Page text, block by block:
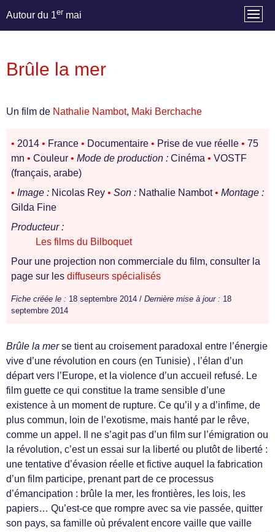
Autour du 1er mai
Brûle la mer
Un film de Nathalie Nambot, Maki Berchache
• 2014 • France • Documentaire • Prise de vue réelle • 75
mn • Couleur • Mode de production : Cinéma • VOSTF
(français, arabe)
• Image : Nicolas Rey • Son : Nathalie Nambot• Montage :
Gilda Fine
Producteur :
Les films du Bilboquet
Pour une projection non commerciale du film, consulter la
page sur les diffuseurs spécialisés
Fiche créée le : 18 septembre 2014 / Dernière mise à jour : 18
septembre 2014
Brûle la merse tient au croisement paradoxal entre l’énergie
vive d’une révolution en cours (en Tunisie) , l’élan d’un
départ vers l’Europe, et la violence d’un accueil refusé. Le
film guette ce qui constitue la trame sensible d’une
existence à un moment de rupture. Ce qu’il y a d’infime, de
plus commun, loin de l’exotisme, mais hanté par le rêve,
comme un appel. Il ne s’agit pas d’un film sur l’émigration ou
la révolution, c’est un essai sur la liberté ou plutôt de liberté :
une tentative d’évasion réelle et fictive auquel la fabrication
d’un film participe, prenant part de ce processus
d’émancipation : brûle la mer, les frontières, les lois, les
papiers… Qu’est-ce que rompre avec sa vie passée, quitter
son pays, sa famille où prévalent encore vaille que vaille